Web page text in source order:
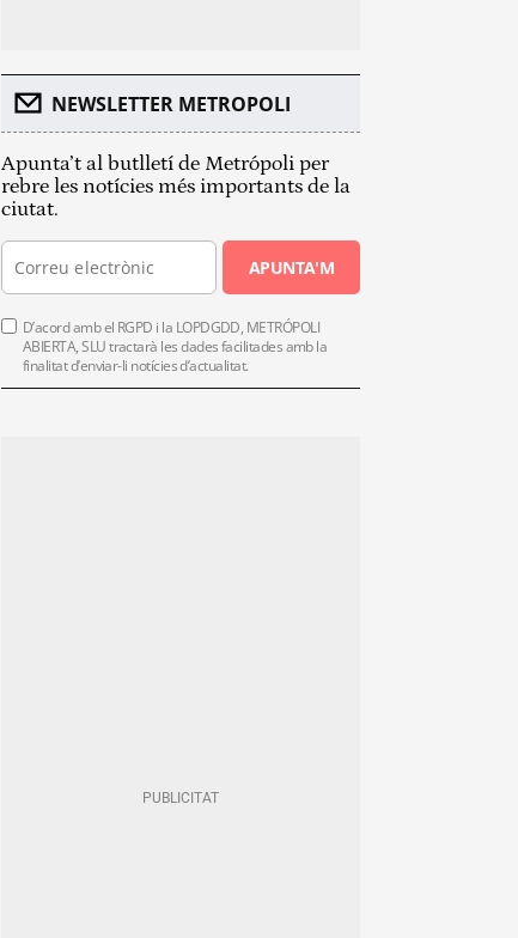
NEWSLETTER METROPOLI
Apunta’t al butlletí de Metrópoli per
rebre les notícies més importants de la
ciutat.
APUNTA'M
D’acord amb el RGPD i la LOPDGDD, METRÓPOLI
ABIERTA, SLU tractarà les dades facilitades amb la
finalitat d’enviar-li notícies d’actualitat.